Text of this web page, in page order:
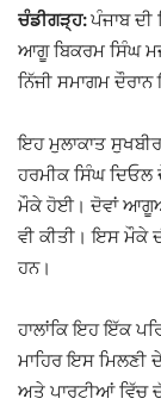
ਚੰਡੀਗੜ੍ਹ:ਪੰਜਾਬ
ਆਗੂ ਬਿਕਰਮ ਸਿੰਘ
ਨਿੱਜੀ ਸਮਾਗਮ
ਇਹ ਮੁਲਾਕਾਤ
ਹਰਮੀਕ ਸਿੰਘ
ਮੌਕੇ ਹੋਈ। ਦੋਵਾਂ ਆਗੂਆਂ
ਵੀ ਕੀਤੀ। ਇਸ ਮੌਕੇ
ਹਨ।
ਹਾਲਾਂਕਿ ਇਹ ਇੱਕ
ਮਾਹਿਰ ਇਸ ਮਿਲਣੀ
ਅਤੇ ਪਾਰਟੀਆਂ ਵਿੱਚ